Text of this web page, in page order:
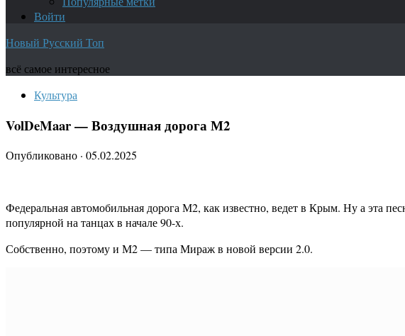
Войти
Новый Русский Топ
всё самое интересное
Культура
VolDeMaar — Воздушная дорога М2
Опубликовано · 05.02.2025
Федеральная автомобильная дорога М2, как известно, ведет в Крым. Ну а эта
популярной на танцах в начале 90-х.
Собственно, поэтому и М2 — типа Мираж в новой версии 2.0.